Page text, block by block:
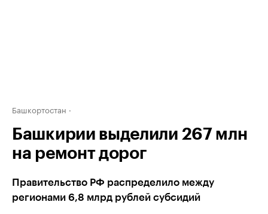
Башкортостан
Башкирии выделили 267 млн
на ремонт дорог
Правительство РФ распределило между
регионами 6,8 млрд рублей субсидий